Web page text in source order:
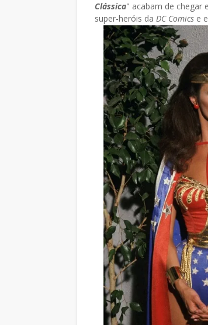
Clássica" acabam de chegar
super-heróis da DC Comics e